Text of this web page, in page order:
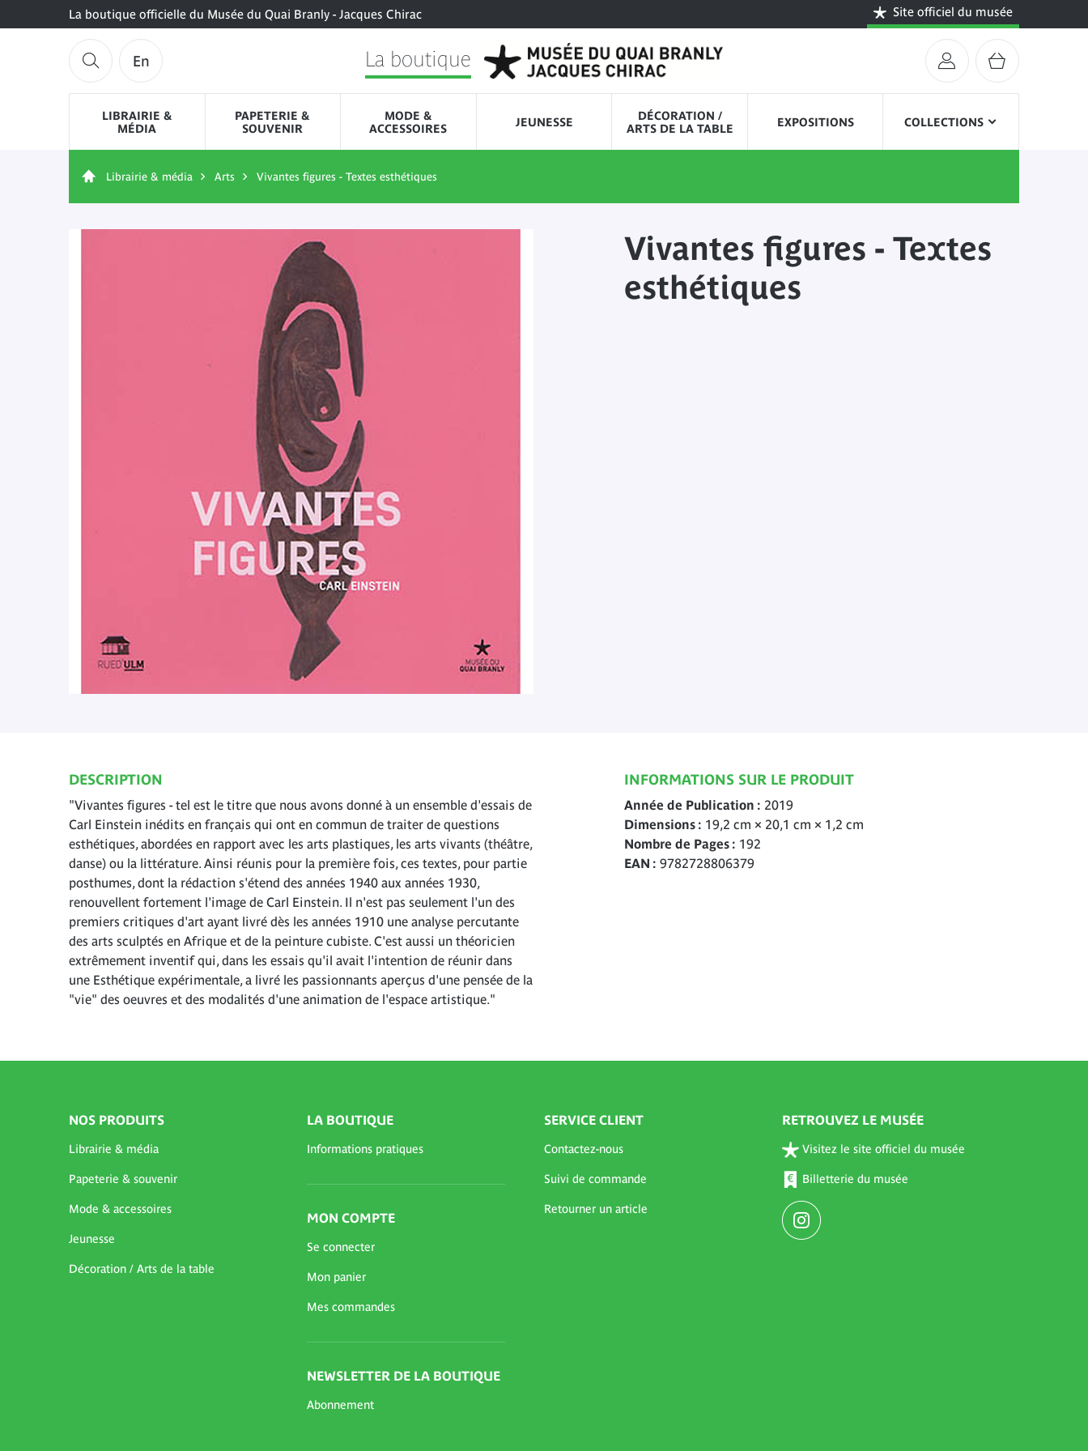
La boutique officielle du Musée du Quai Branly - Jacques Chirac Site officiel du musée
En La boutique
LIBRAIRIE &
MÉDIA
PAPETERIE &
SOUVENIR
MODE &
ACCESSOIRES
JEUNESSE
DÉCORATION /
ARTS DE LA TABLE
EXPOSITIONS COLLECTIONS
Librairie & média Arts Vivantes figures - Textes esthétiques
Vivantes figures - Textes
esthétiques
DESCRIPTION
"Vivantes figures - tel est le titre que nous avons donné à un ensemble d'essais de
Carl Einstein inédits en français qui ont en commun de traiter de questions
esthétiques, abordées en rapport avec les arts plastiques, les arts vivants (théâtre,
danse) ou la littérature. Ainsi réunis pour la première fois, ces textes, pour partie
posthumes, dont la rédaction s'étend des années 1940 aux années 1930,
renouvellent fortement l'image de Carl Einstein. Il n'est pas seulement l'un des
premiers critiques d'art ayant livré dès les années 1910 une analyse percutante
des arts sculptés en Afrique et de la peinture cubiste. C'est aussi un théoricien
extrêmement inventif qui, dans les essais qu'il avait l'intention de réunir dans
une Esthétique expérimentale, a livré les passionnants aperçus d'une pensée de la
"vie" des oeuvres et des modalités d'une animation de l'espace artistique."
INFORMATIONS SUR LE PRODUIT
Année de Publication
2019
Dimensions
19,2 cm × 20,1 cm × 1,2 cm
Nombre de Pages
192
EAN
9782728806379
NOS PRODUITS
Librairie & média
Papeterie & souvenir
Mode & accessoires
Jeunesse
Décoration / Arts de la table
LA BOUTIQUE
Informations pratiques
MON COMPTE
Se connecter
Mon panier
Mes commandes
NEWSLETTER DE LA BOUTIQUE
Abonnement
SERVICE CLIENT
Contactez-nous
Suivi de commande
Retourner un article
RETROUVEZ LE MUSÉE
Visitez le site officiel du musée
Billetterie du musée